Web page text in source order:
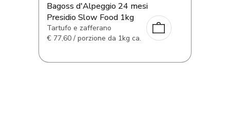
Bagoss d'Alpeggio 24 mesi
Presidio Slow Food 1kg
Tartufo e zafferano
€ 77,60 / porzione da 1kg ca.